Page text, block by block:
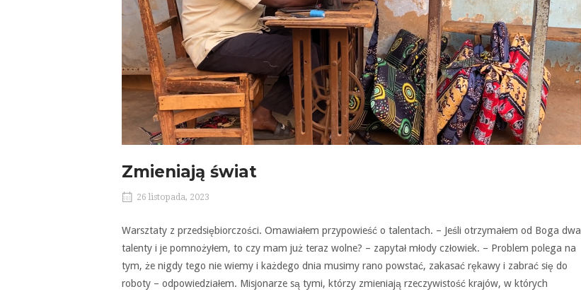
Zmieniają świat
26 listopada, 2023
Warsztaty z przedsiębiorczości. Omawiałem przypowieść o talentach. – Jeśli otrzymałem od Boga dwa
talenty i je pomnożyłem, to czy mam już teraz wolne? – zapytał młody człowiek. – Problem polega na
tym, że nigdy tego nie wiemy i każdego dnia musimy rano powstać, zakasać rękawy i zabrać się do
roboty – odpowiedziałem. Misjonarze są tymi, którzy zmieniają rzeczywistość krajów, w których